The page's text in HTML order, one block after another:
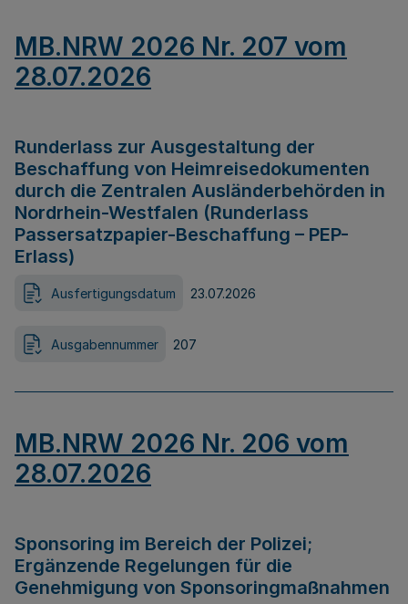
MB.NRW 2026 Nr. 207 vom
28.07.2026
Runderlass zur Ausgestaltung der
Beschaffung von Heimreisedokumenten
durch die Zentralen Ausländerbehörden in
Nordrhein-Westfalen (Runderlass
Passersatzpapier-Beschaffung – PEP-
Erlass)
Ausfertigungsdatum 23.07.2026
Ausgabennummer 207
MB.NRW 2026 Nr. 206 vom
28.07.2026
Sponsoring im Bereich der Polizei;
Ergänzende Regelungen für die
Genehmigung von Sponsoringmaßnahmen